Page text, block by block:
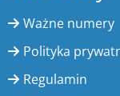
Ważne numery
Polityka
Regulamin